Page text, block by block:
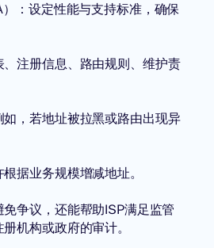
：设定性能与支持标准，确保
注册信息、路由规则、维护责
，若地址被拉黑或路由出现异
据业务规模增减地址。
争议，还能帮助ISP满足监管
机构或政府的审计。